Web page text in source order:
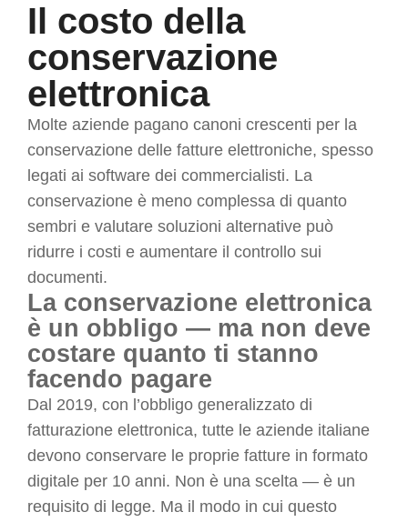
Il costo della
conservazione
elettronica
Molte aziende pagano canoni crescenti per la
conservazione delle fatture elettroniche, spesso
legati ai software dei commercialisti. La
conservazione è meno complessa di quanto
sembri e valutare soluzioni alternative può
ridurre i costi e aumentare il controllo sui
documenti.
La conservazione elettronica
è un obbligo — ma non deve
costare quanto ti stanno
facendo pagare
Dal 2019, con l’obbligo generalizzato di
fatturazione elettronica, tutte le aziende italiane
devono conservare le proprie fatture in formato
digitale per 10 anni. Non è una scelta — è un
requisito di legge. Ma il modo in cui questo